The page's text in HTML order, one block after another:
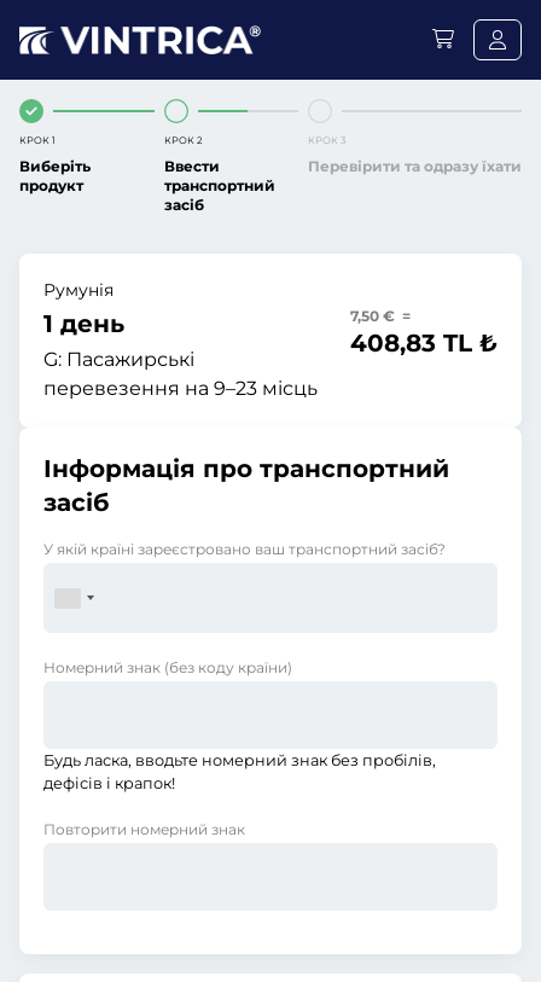
КРОК 1
Виберіть
продукт
КРОК 2
Ввести
транспортний
засіб
КРОК 3
Перевірити та одразу їхати
Румунія
1 день
G: Пасажирські
перевезення на 9–23 місць
7,50 € =
408,83 TL ₺
Інформація про транспортний
засіб
У якій країні зареєстровано ваш транспортний засіб?
Номерний знак (без коду країни)
Будь ласка, вводьте номерний знак без пробілів,
дефісів і крапок!
Повторити номерний знак